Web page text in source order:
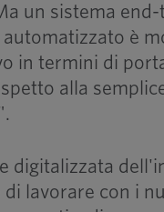
un sistema end-
è
in termini di
alla
digitalizzata
di lavorare con i